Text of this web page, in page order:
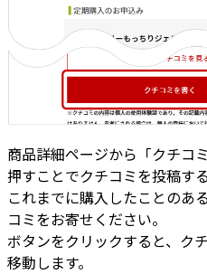
商品詳細ページから「クチコ
押すことでクチコミを投稿す
これまでに購入したことのあ
コミをお寄せください。
ボタンをクリックすると、ク
移動します。